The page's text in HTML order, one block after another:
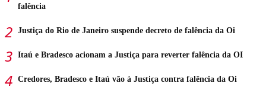
falência
Justiça do Rio de Janeiro suspende decreto de falência da Oi
Itaú e Bradesco acionam a Justiça para reverter falência da OI
Credores, Bradesco e Itaú vão à Justiça contra falência da Oi